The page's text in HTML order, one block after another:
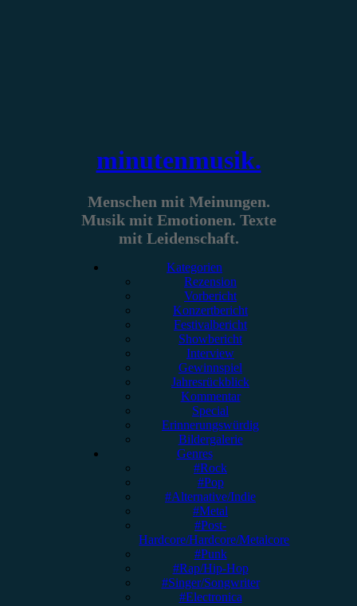
minutenmusik.
Menschen mit Meinungen.
Musik mit Emotionen. Texte
mit Leidenschaft.
Kategorien
Rezension
Vorbericht
Konzertbericht
Festivalbericht
Showbericht
Interview
Gewinnspiel
Jahresrückblick
Kommentar
Special
Erinnerungswürdig
Bildergalerie
Genres
#Rock
#Pop
#Alternative/Indie
#Metal
#Post-
Hardcore/Hardcore/Metalcore
#Punk
#Rap/Hip-Hop
#Singer/Songwriter
#Electronica